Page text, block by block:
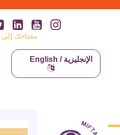
مفتاحك
English / الإنجليزية